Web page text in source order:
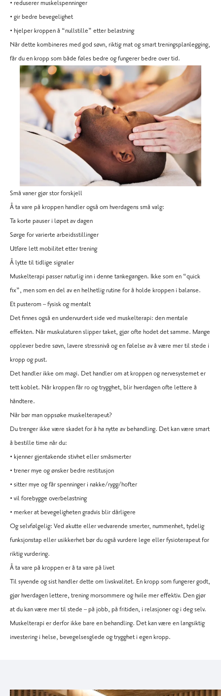
• reduserer muskelspenninger
• gir bedre bevegelighet
• hjelper kroppen å “nullstille” etter belastning
Når dette kombineres med god søvn, riktig mat og smart treningsplanlegging,
får du en kropp som både føles bedre og fungerer bedre over tid.
Små vaner gjør stor forskjell
Å ta vare på kroppen handler også om hverdagens små valg:
Ta korte pauser i løpet av dagen
Sørge for varierte arbeidsstillinger
Utføre lett mobilitet etter trening
Å lytte til tidlige signaler
Muskelterapi passer naturlig inn i denne tankegangen. Ikke som en “quick
fix”, men som en del av en helhetlig rutine for å holde kroppen i balanse.
Et pusterom – fysisk og mentalt
Det finnes også en undervurdert side ved muskelterapi: den mentale
effekten. Når muskulaturen slipper taket, gjør ofte hodet det samme. Mange
opplever bedre søvn, lavere stressnivå og en følelse av å være mer til stede i
kropp og pust.
Det handler ikke om magi. Det handler om at kroppen og nervesystemet er
tett koblet. Når kroppen får ro og trygghet, blir hverdagen ofte lettere å
håndtere.
Når bør man oppsøke muskelterapeut?
Du trenger ikke være skadet for å ha nytte av behandling. Det kan være smart
å bestille time når du:
• kjenner gjentakende stivhet eller småsmerter
• trener mye og ønsker bedre restitusjon
• sitter mye og får spenninger i nakke/rygg/hofter
• vil forebygge overbelastning
• merker at bevegeligheten gradvis blir dårligere
Og selvfølgelig: Ved akutte eller vedvarende smerter, nummenhet, tydelig
funksjonstap eller usikkerhet bør du også vurdere lege eller fysioterapeut for
riktig vurdering.
Å ta vare på kroppen er å ta vare på livet
Til syvende og sist handler dette om livskvalitet. En kropp som fungerer godt,
gjør hverdagen lettere, trening morsommere og hvile mer effektiv. Den gjør
at du kan være mer til stede – på jobb, på fritiden, i relasjoner og i deg selv.
Muskelterapi er derfor ikke bare en behandling. Det kan være en langsiktig
investering i helse, bevegelsesglede og trygghet i egen kropp.